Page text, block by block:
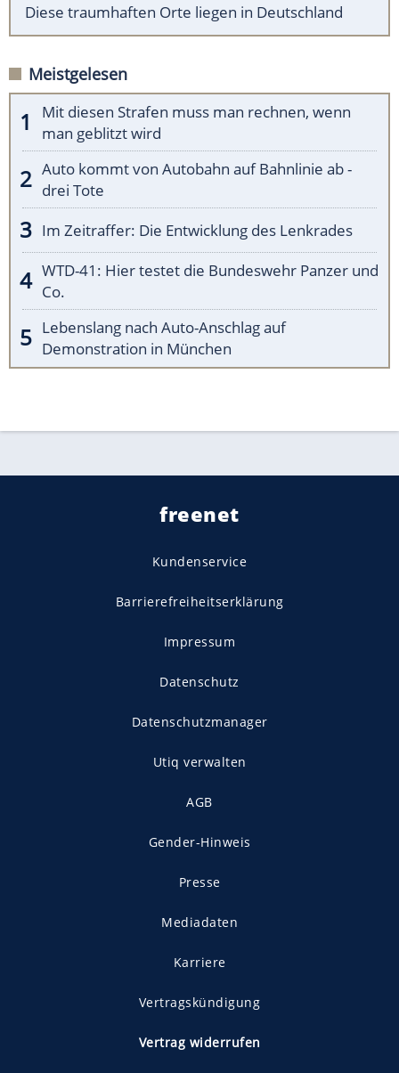
Diese traumhaften Orte liegen in Deutschland
Meistgelesen
Mit diesen Strafen muss man rechnen, wenn
man geblitzt wird
Auto kommt von Autobahn auf Bahnlinie ab -
drei Tote
Im Zeitraffer: Die Entwicklung des Lenkrades
WTD-41: Hier testet die Bundeswehr Panzer und
Co.
Lebenslang nach Auto-Anschlag auf
Demonstration in München
freenet
Kundenservice
Barrierefreiheitserklärung
Impressum
Datenschutz
Datenschutzmanager
Utiq verwalten
AGB
Gender-Hinweis
Presse
Mediadaten
Karriere
Vertragskündigung
Vertrag widerrufen